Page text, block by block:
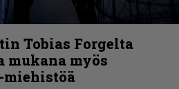
Tobias Forgelta
mukana myös